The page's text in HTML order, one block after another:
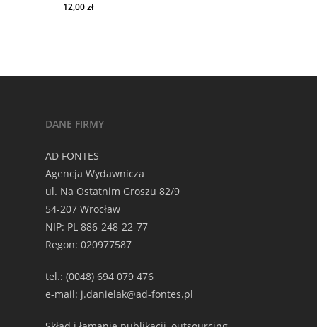
12,00zł
DANE FIRMY
AD FONTES
Agencja Wydawnicza
ul. Na Ostatnim Groszu 82/9
54-207 Wrocław
NIP: PL 886-248-22-77
Regon: 020977587
tel.: (0048) 694 079 476
e-mail: j.danielak@ad-fontes.pl